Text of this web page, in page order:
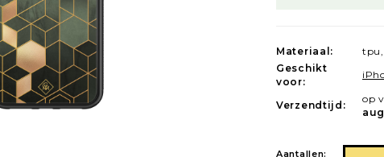
Materiaal:
tpu,
Geschikt
voor:
Verzendtijd:
op
Aantallen: